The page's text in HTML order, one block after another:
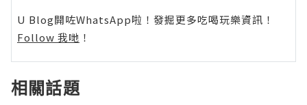
U Blog開咗WhatsApp啦！發掘更多吃喝玩樂資訊！
Follow 我哋 ！
相關話題